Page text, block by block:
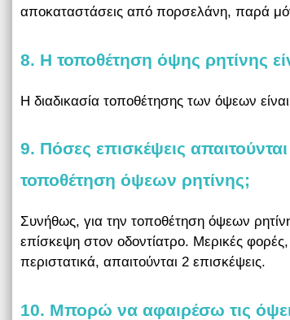
αποκαταστάσεις από πορσελάνη, παρά
8. Η τοποθέτηση όψης ρητίνης
Η διαδικασία τοποθέτησης των όψεων
9. Πόσες επισκέψεις
τοποθέτηση όψεων ρητίνης;
Συνήθως, για την τοποθέτηση όψεων
επίσκεψη στον οδοντίατρο. Μερικές
περιστατικά, απαιτούνται 2 επισκέψεις.
10. Μπορώ να αφαιρέσω τις